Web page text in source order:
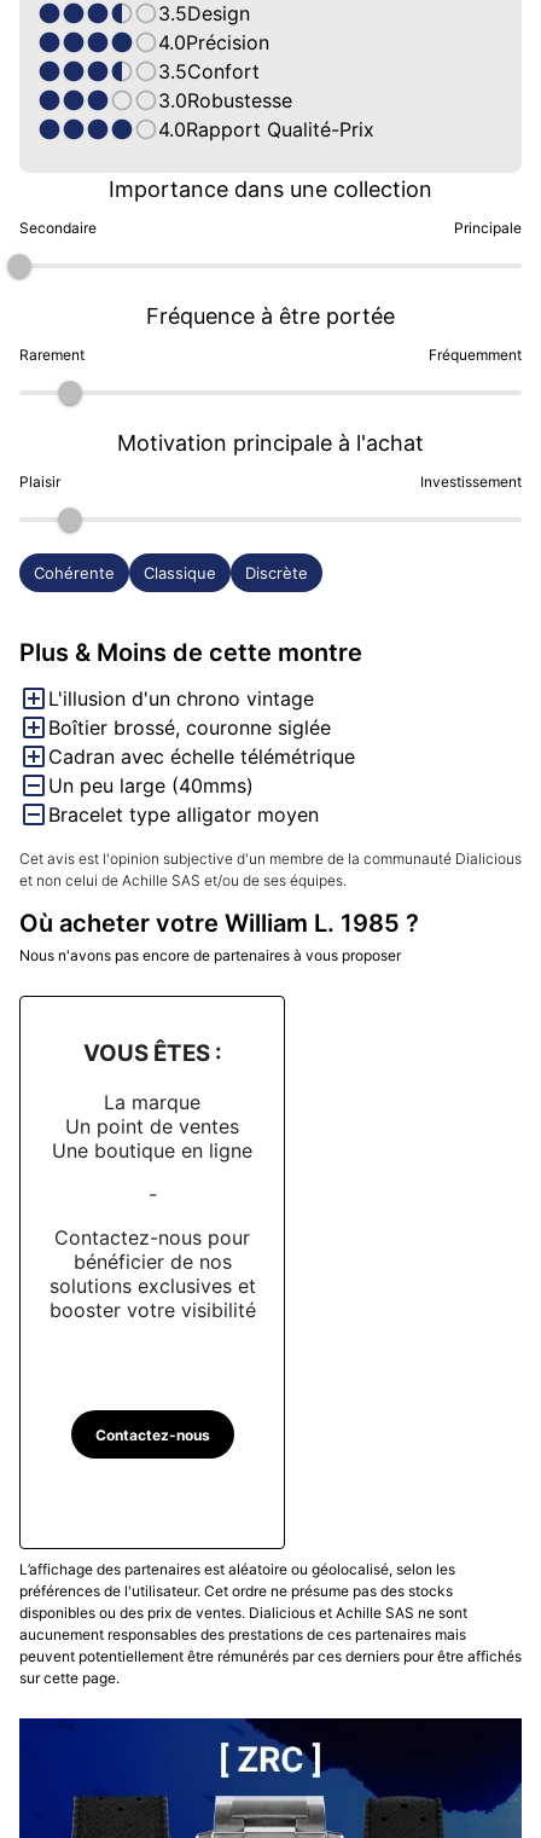
3.5Design
4.0Précision
3.5Confort
3.0Robustesse
4.0Rapport Qualité-Prix
Secondaire
Importance dans une collection
Principale
Rarement
Fréquence à être portée
Fréquemment
Plaisir
Motivation principale à l'achat
Investissement
Cohérente Classique Discrète
Plus & Moins de cette montre
L'illusion d'un chrono vintage
Boîtier brossé, couronne siglée
Cadran avec échelle télémétrique
Un peu large (40mms)
Bracelet type alligator moyen
Cet avis est l'opinion subjective d'un membre de la communauté Dialicious
et non celui de Achille SAS et/ou de ses équipes.
Où acheter votre William L. 1985 ?
Nous n'avons pas encore de partenaires à vous proposer
VOUS ÊTES :
La marque
Un point de ventes
Une boutique en ligne
-
Contactez-nous pour
bénéficier de nos
solutions exclusives et
booster votre visibilité
Contactez-nous
L’affichage des partenaires est aléatoire ou géolocalisé, selon les
préférences de l'utilisateur. Cet ordre ne présume pas des stocks
disponibles ou des prix de ventes. Dialicious et Achille SAS ne sont
aucunement responsables des prestations de ces partenaires mais
peuvent potentiellement être rémunérés par ces derniers pour être affichés
sur cette page.